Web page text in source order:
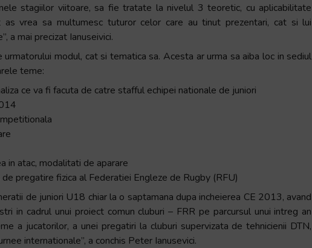
stagiilor viitoare, sa fie tratate la nivelul 3 teoretic, cu aplicabilitate
vrea sa multumesc tuturor celor care au tinut prezentari, cat si lui
a mai precizat Ianuseivici.
modul, cat si tematica sa. Acesta ar urma sa aiba loc in sediul
teme:
ce va fi facuta de catre stafful echipei nationale de juniori
in atac, modalitati de aparare
pregatire fizica al Federatiei Engleze de Rugby (RFU)
de juniori U18 chiar la o saptamana dupa incheierea CE 2013, avand
in cadrul unui proiect comun cluburi – FRR pe parcursul unui intreg an
a jucatorilor, a unei pregatiri la cluburi supervizata de tehnicienii DTN,
internationale”, a conchis Peter Ianusevici.